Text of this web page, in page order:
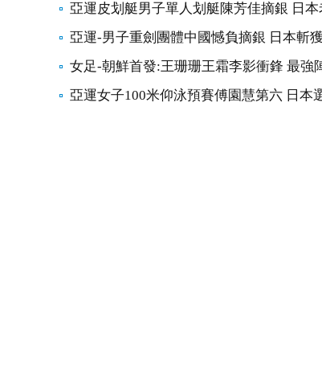
亞運皮划艇男子單人划艇陳芳佳摘銀 日
亞運-男子重劍團體中國憾負摘銀 日本斬
女足-朝鮮首發:王珊珊王霜李影衝鋒 最強
亞運女子100米仰泳預賽傅園慧第六 日本